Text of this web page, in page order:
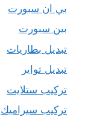
بي ان سبورت
بين سبورت
تبديل بطاريات
تبديل تواير
تركيب ستلايت
تركيب سيراميك